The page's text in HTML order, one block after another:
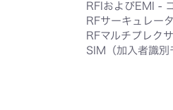
RFIおよびEMI -
RFサーキュレー
RFマルチプレクサ
SIM（加入者識別